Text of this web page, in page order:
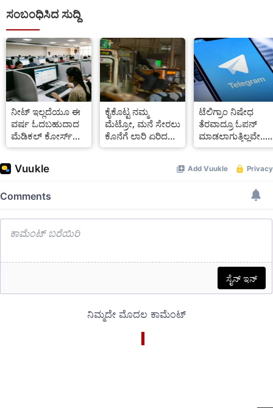
ಸಂಬಂಧಿಸಿದ ಸುದ್ದಿ
ನೀಟ್ ಇಲ್ಲದೆಯೂ ಈ
ವರ್ಷ ಓದಬಹುದಾದ
ಮೆಡಿಕಲ್ ಕೋರ್ಸ್
ಗಳು: ಪಿಯುಸಿ
ಉಪಯುಕ್ತ ಮಾಹಿತಿ
ಕೈಕೊಟ್ಟ ನಮ್ಮ
ಮೆಟ್ರೋ, ಮನೆ ಸೇರಲು
ಕೊನೆಗೆ ಲಾರಿ ಏರಿದ
ಪ್ರಯಾಣಿಕರು, Video
ಟೆಲಿಗ್ರಾಂ ನಿಷೇಧ
ತೆರವಾದ್ರೂ ಓಪನ್
ಮಾಡಲಾಗುತ್ತಿಲ್ಲವೇ..
ಏನು ಮಾಡಬೇಕು